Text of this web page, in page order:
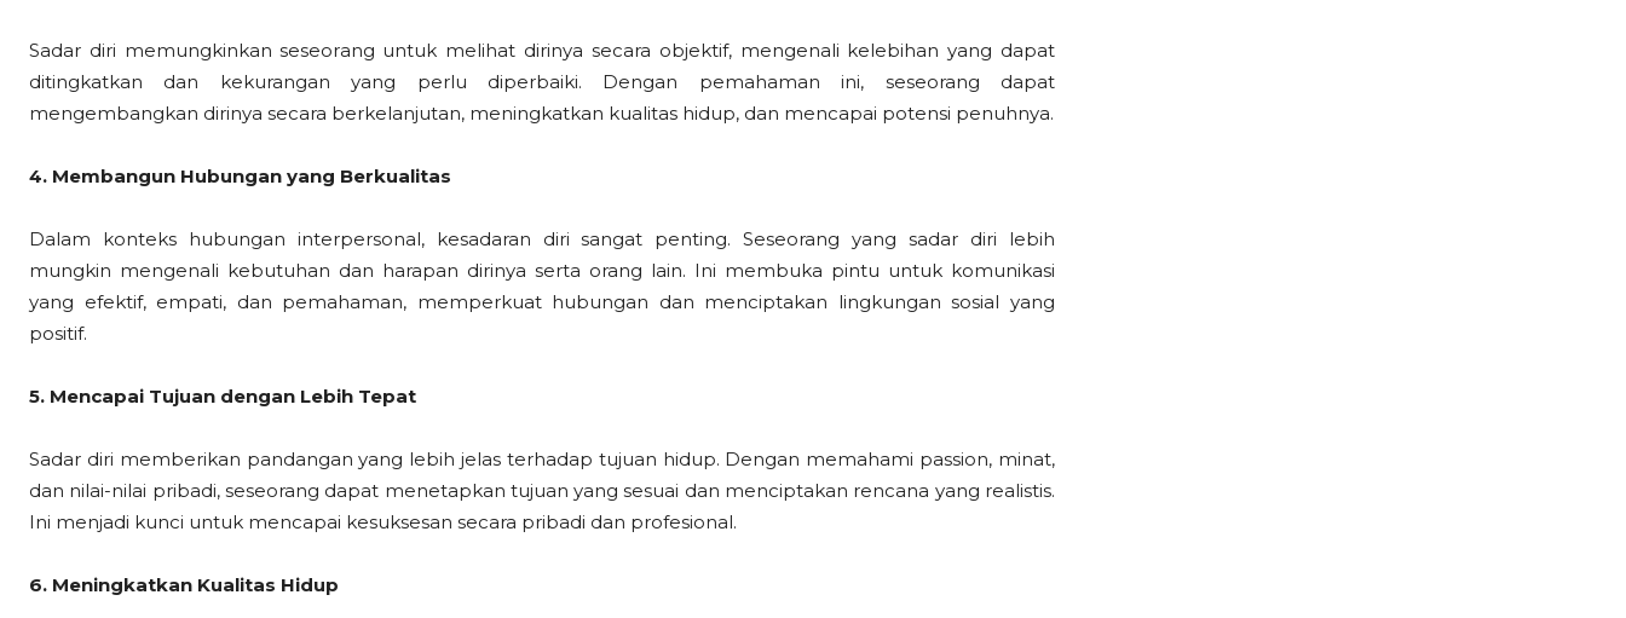
Sadar diri memungkinkan seseorang untuk melihat dirinya secara objektif, mengenali kelebihan yang dapat
ditingkatkan dan kekurangan yang perlu diperbaiki. Dengan pemahaman ini, seseorang dapat
mengembangkan dirinya secara berkelanjutan, meningkatkan kualitas hidup, dan mencapai potensi penuhnya.
4. Membangun Hubungan yang Berkualitas
Dalam konteks hubungan interpersonal, kesadaran diri sangat penting. Seseorang yang sadar diri lebih
mungkin mengenali kebutuhan dan harapan dirinya serta orang lain. Ini membuka pintu untuk komunikasi
yang efektif, empati, dan pemahaman, memperkuat hubungan dan menciptakan lingkungan sosial yang
positif.
5. Mencapai Tujuan dengan Lebih Tepat
Sadar diri memberikan pandangan yang lebih jelas terhadap tujuan hidup. Dengan memahami passion, minat,
dan nilai-nilai pribadi, seseorang dapat menetapkan tujuan yang sesuai dan menciptakan rencana yang realistis.
Ini menjadi kunci untuk mencapai kesuksesan secara pribadi dan profesional.
6. Meningkatkan Kualitas Hidup